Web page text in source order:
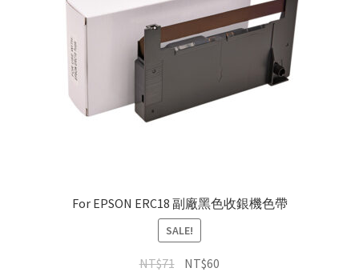
For EPSON ERC18 副廠黑色收銀機色帶
SALE!
NT$71 NT$60